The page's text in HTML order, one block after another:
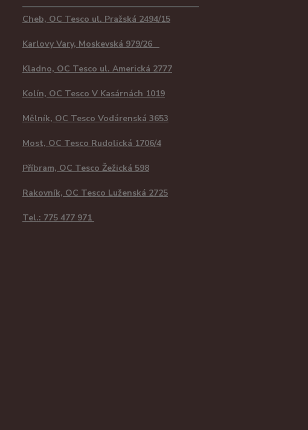
Cheb, OC Tesco ul. Pražská 2494/15
Karlovy Vary, Moskevská 979/26
Kladno, OC Tesco ul. Americká 2777
Kolín, OC Tesco V Kasárnách 1019
Mělník, OC Tesco Vodárenská 3653
Most, OC Tesco Rudolická 1706/4
Příbram, OC Tesco Žežická 598
Rakovník, OC Tesco Luženská 2725
Tel.: 775 477 971